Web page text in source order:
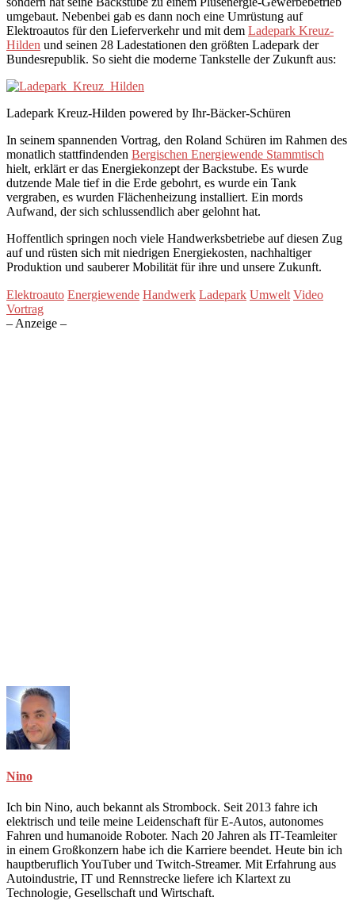
umgebaut. Nebenbei gab es dann noch eine Umrüstung auf
Elektroautos für den Lieferverkehr und mit dem Ladepark Kreuz-
Hilden und seinen 28 Ladestationen den größten Ladepark der
Bundesrepublik. So sieht die moderne Tankstelle der Zukunft aus:
Ladepark Kreuz-Hilden powered by Ihr-Bäcker-Schüren
In seinem spannenden Vortrag, den Roland Schüren im Rahmen des
monatlich stattfindenden Bergischen Energiewende Stammtisch
hielt, erklärt er das Energiekonzept der Backstube. Es wurde
dutzende Male tief in die Erde gebohrt, es wurde ein Tank
vergraben, es wurden Flächenheizung installiert. Ein mords
Aufwand, der sich schlussendlich aber gelohnt hat.
Hoffentlich springen noch viele Handwerksbetriebe auf diesen Zug
auf und rüsten sich mit niedrigen Energiekosten, nachhaltiger
Produktion und sauberer Mobilität für ihre und unsere Zukunft.
Elektroauto Energiewende Handwerk Ladepark Umwelt Video
Vortrag
– Anzeige –
Nino
Ich bin Nino, auch bekannt als Strombock. Seit 2013 fahre ich
elektrisch und teile meine Leidenschaft für E-Autos, autonomes
Fahren und humanoide Roboter. Nach 20 Jahren als IT-Teamleiter
in einem Großkonzern habe ich die Karriere beendet. Heute bin ich
hauptberuflich YouTuber und Twitch-Streamer. Mit Erfahrung aus
Autoindustrie, IT und Rennstrecke liefere ich Klartext zu
Technologie, Gesellschaft und Wirtschaft.